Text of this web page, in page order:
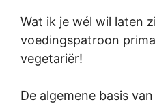
Wat ik je wél wil laten
voedingspatroon
vegetariër!
De algemene basis